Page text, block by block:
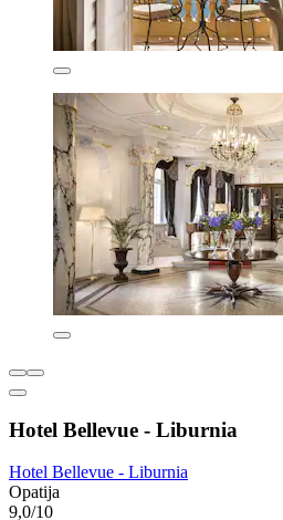
Hotel Bellevue - Liburnia
Hotel Bellevue - Liburnia
Opatija
9,0/10